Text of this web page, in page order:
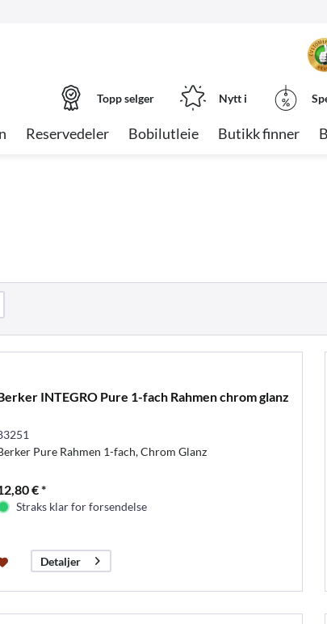
Topp selger Nytt i
Reservedeler Bobilutleie Butikk finner
INTEGRO Pure 1-fach Rahmen chrom glanz
Pure Rahmen 1-fach, Chrom Glanz
€ *
Straks klar for forsendelse
Detaljer